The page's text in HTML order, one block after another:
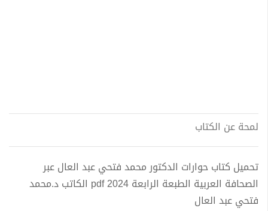
لمحة عن الكتاب
تحميل كتاب حوارات الدكتور محمد فتحي عبد العال عبر
الصحافة العربية الطبعة الرابعة 2024 pdf الكاتب د.محمد
فتحي عبد العال